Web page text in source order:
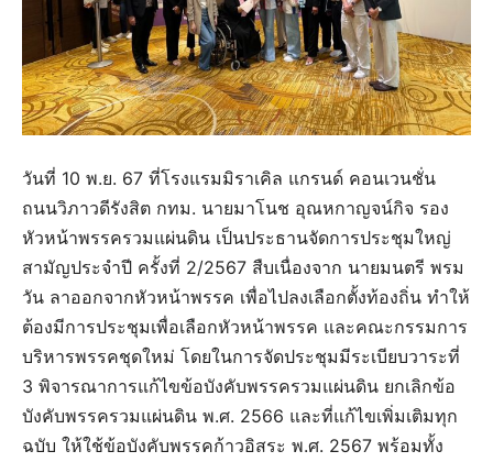
วันที่ 10 พ.ย. 67 ที่โรงแรมมิราเคิล แกรนด์ คอนเวนชั่น
ถนนวิภาวดีรังสิต กทม. นายมาโนช อุณหกาญจน์กิจ รอง
หัวหน้าพรรครวมแผ่นดิน เป็นประธานจัดการประชุมใหญ่
สามัญประจำปี ครั้งที่ 2/2567 สืบเนื่องจาก นายมนตรี พรม
วัน ลาออกจากหัวหน้าพรรค เพื่อไปลงเลือกตั้งท้องถิ่น ทำให้
ต้องมีการประชุมเพื่อเลือกหัวหน้าพรรค และคณะกรรมการ
บริหารพรรคชุดใหม่ โดยในการจัดประชุมมีระเบียบวาระที่
3 พิจารณาการแก้ไขข้อบังคับพรรครวมแผ่นดิน ยกเลิกข้อ
บังคับพรรครวมแผ่นดิน พ.ศ. 2566 และที่แก้ไขเพิ่มเติมทุก
ฉบับ ให้ใช้ข้อบังคับพรรคก้าวอิสระ พ.ศ. 2567 พร้อมทั้ง